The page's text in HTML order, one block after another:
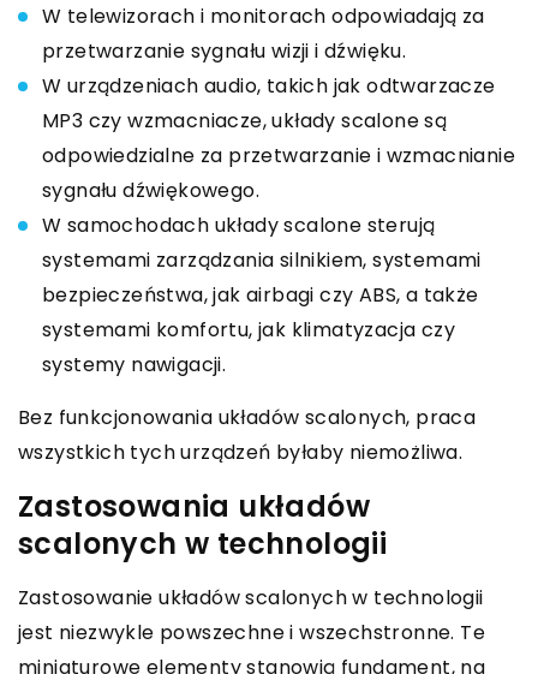
W telewizorach i monitorach odpowiadają za
przetwarzanie sygnału wizji i dźwięku.
W urządzeniach audio, takich jak odtwarzacze
MP3 czy wzmacniacze, układy scalone są
odpowiedzialne za przetwarzanie i wzmacnianie
sygnału dźwiękowego.
W samochodach układy scalone sterują
systemami zarządzania silnikiem, systemami
bezpieczeństwa, jak airbagi czy ABS, a także
systemami komfortu, jak klimatyzacja czy
systemy nawigacji.
Bez funkcjonowania układów scalonych, praca
wszystkich tych urządzeń byłaby niemożliwa.
Zastosowania układów
scalonych w technologii
Zastosowanie układów scalonych w technologii
jest niezwykle powszechne i wszechstronne. Te
miniaturowe elementy stanowią fundament, na